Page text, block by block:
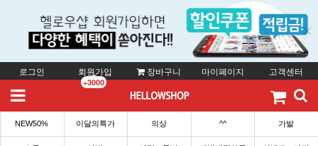
로그인 회원가입
+3000
장바구니 마이페이지 고객센터
NEW50% 이달의특가 의상 ^^ 가발